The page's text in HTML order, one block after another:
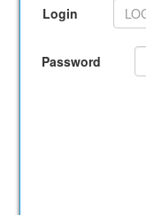
Login
Password